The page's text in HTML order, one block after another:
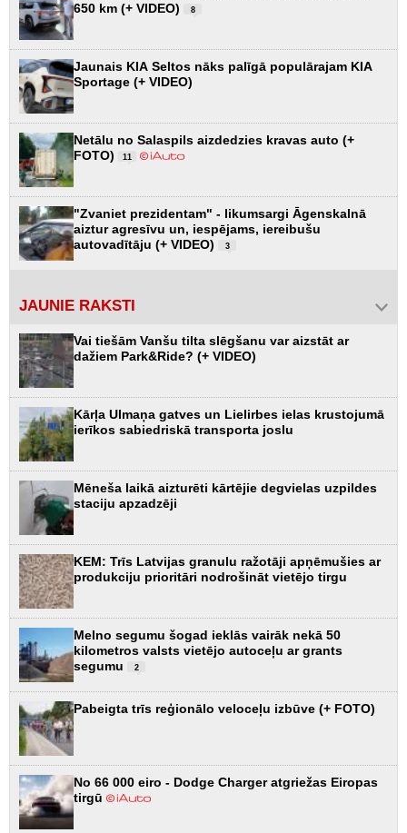
650 km (+ VIDEO)
8
Jaunais KIA Seltos nāks palīgā populārajam KIA
Sportage (+ VIDEO)
Netālu no Salaspils aizdedzies kravas auto (+
FOTO)
11
"Zvaniet prezidentam" - likumsargi Āgenskalnā
aiztur agresīvu un, iespējams, iereibušu
autovadītāju (+ VIDEO)
3
JAUNIE RAKSTI
Vai tiešām Vanšu tilta slēgšanu var aizstāt ar
dažiem Park&Ride? (+ VIDEO)
Kārļa Ulmaņa gatves un Lielirbes ielas krustojumā
ierīkos sabiedriskā transporta joslu
Mēneša laikā aizturēti kārtējie degvielas uzpildes
staciju apzadzēji
KEM: Trīs Latvijas granulu ražotāji apņēmušies ar
produkciju prioritāri nodrošināt vietējo tirgu
Melno segumu šogad ieklās vairāk nekā 50
kilometros valsts vietējo autoceļu ar grants
segumu
2
Pabeigta trīs reģionālo veloceļu izbūve (+ FOTO)
No 66 000 eiro - Dodge Charger atgriežas Eiropas
tirgū